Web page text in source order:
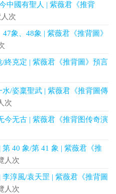
中國有聖人 | 紫薇君《推背
次
象、48象 | 紫薇君《推背圖》
終克定 | 紫薇君《推背圖》預言
/姿稟聖武 | 紫薇君《推背圖傳
次
今无古 | 紫薇君《推背图传奇演
40 象/第 41 象 | 紫薇君《推
人次
淳風/袁天罡 | 紫薇君《推背圖
人次